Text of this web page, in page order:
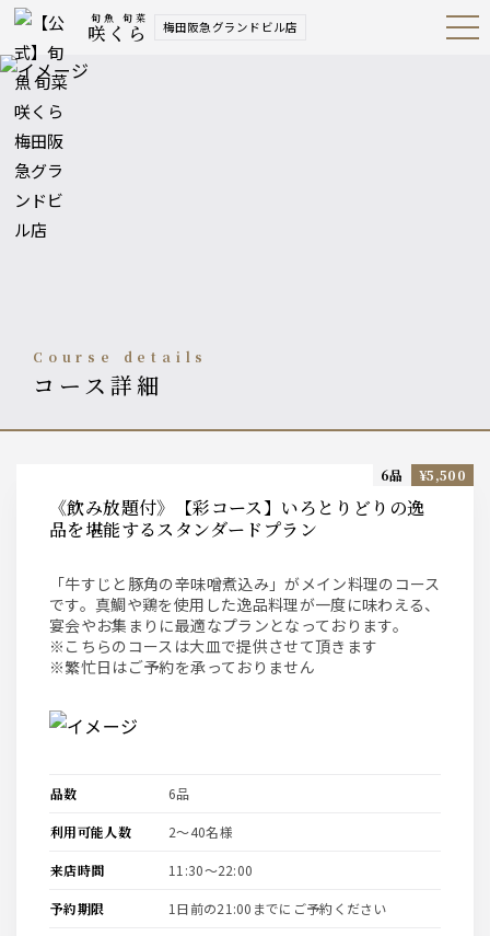
旬魚 旬菜
咲くら 梅田阪急グランドビル店 Open
Navig
course details
コース詳細
《飲み放題付》【彩コース】いろとりどりの逸
品を堪能するスタンダードプラン
「牛すじと豚角の辛味噌煮込み」がメイン料理のコース
です。真鯛や鶏を使用した逸品料理が一度に味わえる、
宴会やお集まりに最適なプランとなっております。
※こちらのコースは大皿で提供させて頂きます
※繁忙日はご予約を承っておりません
6品 ¥5,500
品数 6品
利用可能人数 2〜40名様
来店時間 11:30〜22:00
予約期限 1日前の21:00までにご予約ください